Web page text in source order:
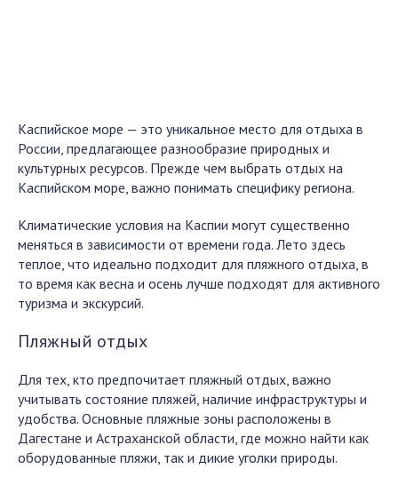
Каспийское море — это уникальное место для отдыха в
России, предлагающее разнообразие природных и
культурных ресурсов. Прежде чем выбрать отдых на
Каспийском море, важно понимать специфику региона.
Климатические условия на Каспии могут существенно
меняться в зависимости от времени года. Лето здесь
теплое, что идеально подходит для пляжного отдыха, в
то время как весна и осень лучше подходят для активного
туризма и экскурсий.
Пляжный отдых
Для тех, кто предпочитает пляжный отдых, важно
учитывать состояние пляжей, наличие инфраструктуры и
удобства. Основные пляжные зоны расположены в
Дагестане и Астраханской области, где можно найти как
оборудованные пляжи, так и дикие уголки природы.